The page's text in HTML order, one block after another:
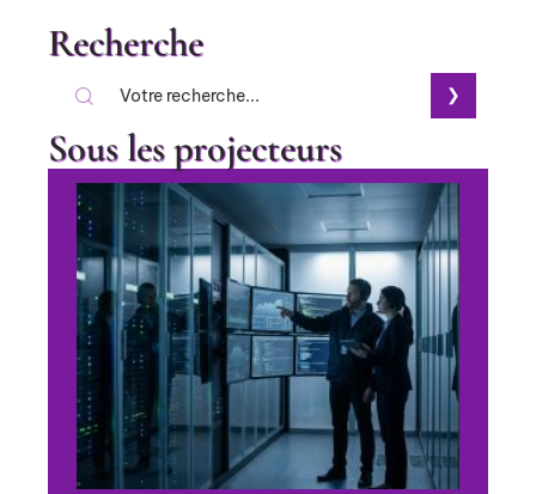
Recherche
Sous les projecteurs